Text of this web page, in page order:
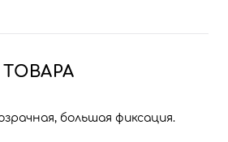
большая фиксация.